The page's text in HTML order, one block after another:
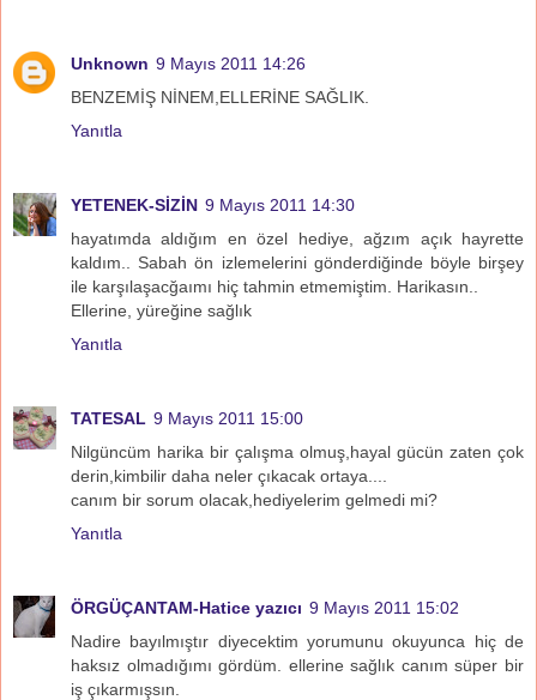
Unknown 9 Mayıs 2011 14:26
BENZEMİŞ NİNEM,ELLERİNE SAĞLIK.
Yanıtla
YETENEK-SİZİN 9 Mayıs 2011 14:30
hayatımda aldığım en özel hediye, ağzım açık hayrette
kaldım.. Sabah ön izlemelerini gönderdiğinde böyle birşey
ile karşılaşacğaımı hiç tahmin etmemiştim. Harikasın..
Ellerine, yüreğine sağlık
Yanıtla
TATESAL 9 Mayıs 2011 15:00
Nilgüncüm harika bir çalışma olmuş,hayal gücün zaten çok
derin,kimbilir daha neler çıkacak ortaya....
canım bir sorum olacak,hediyelerim gelmedi mi?
Yanıtla
ÖRGÜÇANTAM-Hatice yazıcı 9 Mayıs 2011 15:02
Nadire bayılmıştır diyecektim yorumunu okuyunca hiç de
haksız olmadığımı gördüm. ellerine sağlık canım süper bir
iş çıkarmışsın.